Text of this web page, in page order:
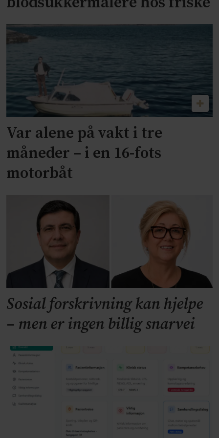
Var alene på vakt i tre
måneder – i en 16-fots
motorbåt
Sosial forskrivning kan hjelpe
– men er ingen billig snarvei